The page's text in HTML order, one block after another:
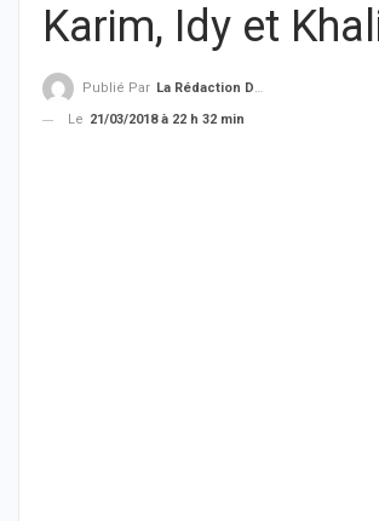
Karim, Idy et
Publié Par La Rédaction De THIEYSENEGAL.com
Le 21/03/2018 à 22 h 32 min